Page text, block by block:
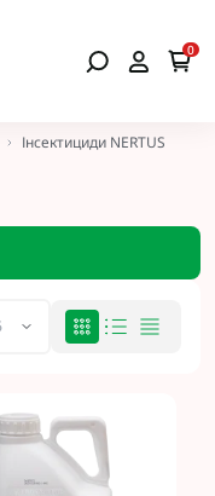
0
Інсектициди NERTUS